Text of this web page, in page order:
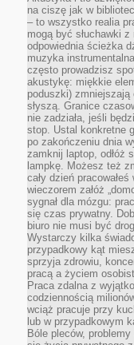
na ciszę jak w
– to wszystko realia
mogą być słuchawki z
odpowiednia ścieżka
muzyka
często prowadzisz
akustykę: miękkie
poduszki)
słyszą. Granice
nie zadziała, jeśli
stop. Ustal konkretne
po zakończeniu dnia
zamknij laptop, odłóż
lampkę. Możesz też
cały dzień
wieczorem załóż
sygnał dla mózgu:
się czas prywatny.
biuro nie musi być
Wystarczy kilka
przypadkowy kąt
sprzyja zdrowiu,
pracą a życiem
Praca zdalna z
codziennością
wciąż pracuje przy
lub w przypadkowym
Bóle pleców,